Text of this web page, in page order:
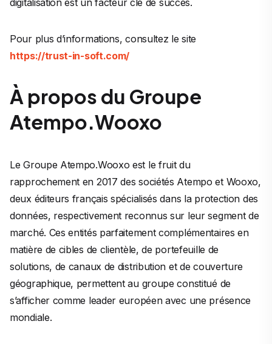
Pour plus d’informations, consultez le site
https://trust-in-soft.com/
À propos du Groupe
Atempo.Wooxo
Le Groupe Atempo.Wooxo est le fruit du
rapprochement en 2017 des sociétés Atempo et Wooxo,
deux éditeurs français spécialisés dans la protection des
données, respectivement reconnus sur leur segment de
marché. Ces entités parfaitement complémentaires en
matière de cibles de clientèle, de portefeuille de
solutions, de canaux de distribution et de couverture
géographique, permettent au groupe constitué de
s’afficher comme leader européen avec une présence
mondiale.